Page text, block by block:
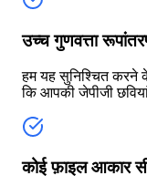
उच्च गुणवत्ता
हम यह सुनिश्चित करने
कि आपकी जेपीजी
कोई फ़ाइल आकार